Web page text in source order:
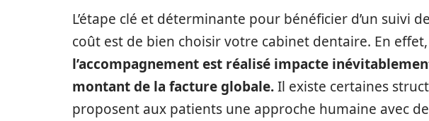
L’étape clé et déterminante pour bénéficier d’un suivi
coût est de bien choisir votre cabinet dentaire. En effet,
l’accompagnement est réalisé impacte
montant de la facture globale.Il existe certaines
proposent aux patients une approche humaine avec